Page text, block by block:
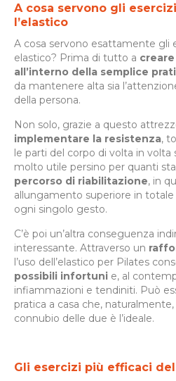
A cosa servono gli
l’elastico
A cosa servono esattamente gli
elastico? Prima di tutto a
all’interno della semplice
da mantenere alta sia
della persona.
Non solo, grazie a questo
implementare la resistenza,
le parti del corpo di volta in volta
molto utile persino per quanti
percorso di riabilitazione, in
allungamento superiore in
ogni singolo gesto.
C’è poi un’altra conseguenza
interessante. Attraverso un
l’uso dell’elastico per Pilates
possibili infortuni e, al
infiammazioni e tendiniti. Può
pratica a casa che,
connubio delle due è l’ideale.
Gli esercizi più efficaci